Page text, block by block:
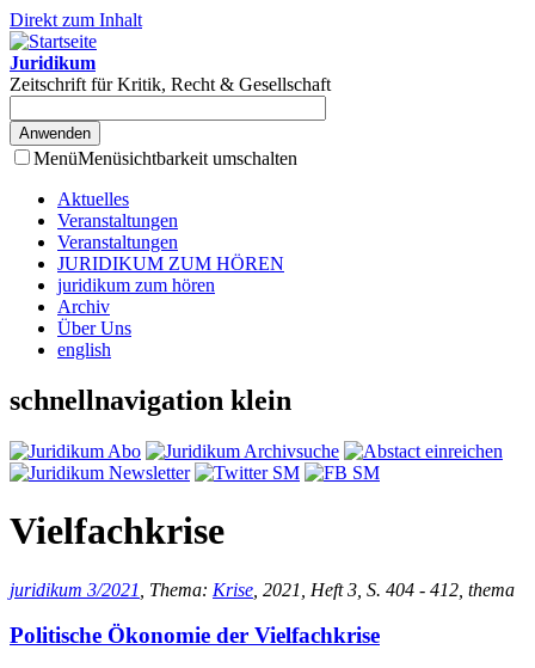
Direkt zum Inhalt
Juridikum
Zeitschrift für Kritik, Recht & Gesellschaft
MenüMenüsichtbarkeit umschalten
Aktuelles
Veranstaltungen
Veranstaltungen
JURIDIKUM ZUM HÖREN
juridikum zum hören
Archiv
Über Uns
english
schnellnavigation klein
Vielfachkrise
juridikum 3/2021 , Thema: Krise , 2021, Heft 3, S. 404 - 412, thema
Politische Ökonomie der Vielfachkrise